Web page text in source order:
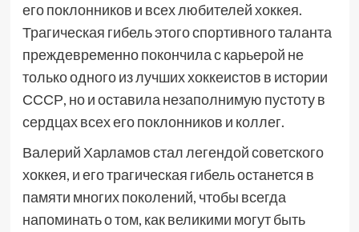
его поклонников и всех любителей хоккея.
Трагическая гибель этого спортивного таланта
преждевременно покончила с карьерой не
только одного из лучших хоккеистов в истории
СССР, но и оставила незаполнимую пустоту в
сердцах всех его поклонников и коллег.
Валерий Харламов стал легендой советского
хоккея, и его трагическая гибель останется в
памяти многих поколений, чтобы всегда
напоминать о том, как великими могут быть